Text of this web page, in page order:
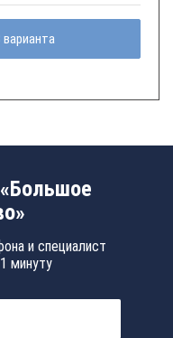
и специалист
минуту